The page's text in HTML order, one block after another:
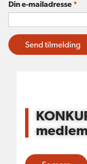
Din e-mailadresse *